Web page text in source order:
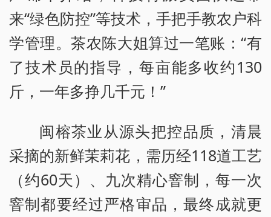
来“绿色防控”等技术，手把手教农户科
学管理。茶农陈大姐算过一笔账：“有
了技术员的指导，每亩能多收约130
斤，一年多挣几千元！”
闽榕茶业从源头把控品质，清晨
采摘的新鲜茉莉花，需历经118道工艺
（约60天）、九次精心窨制，每一次
窨制都要经过严格审品，最终成就更